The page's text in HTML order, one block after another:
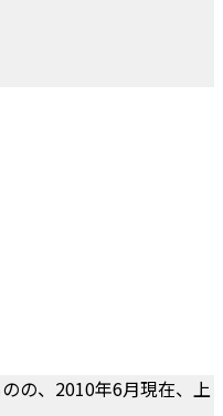
の、2010年6月現在、上